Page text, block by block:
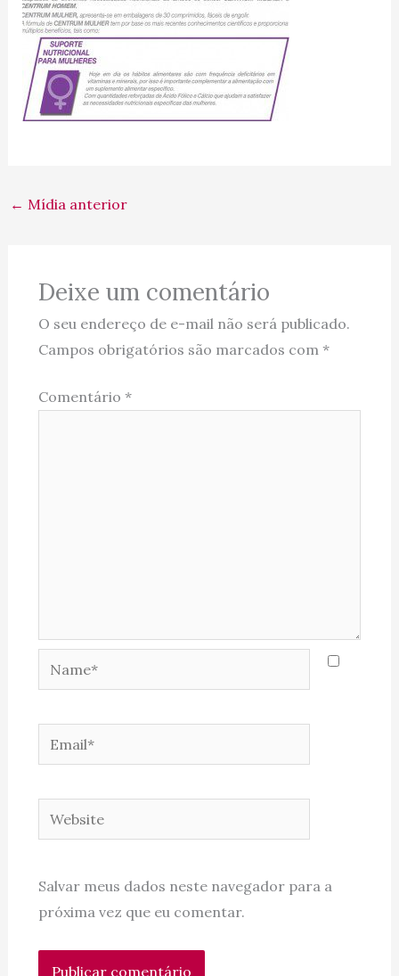
← Mídia anterior
Deixe um comentário
O seu endereço de e-mail não será publicado.
Campos obrigatórios são marcados com *
Comentário *
Name*
Email*
Website
Salvar meus dados neste navegador para a
próxima vez que eu comentar.